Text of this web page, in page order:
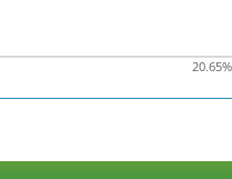
20.65%